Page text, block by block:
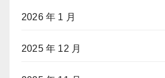
2026 年 1 月
2025 年 12 月